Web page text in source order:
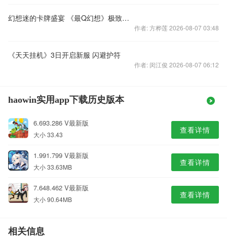
幻想迷的卡牌盛宴 《最Q幻想》极致画面震撼眼球
作者: 方桦莲 2026-08-07 03:48
《天天挂机》3日开启新服 闪避护符
作者: 闵江俊 2026-08-07 06:12
haowin实用app下载历史版本
6.693.286 V最新版
大小 33.43 查看详情
1.991.799 V最新版
大小 33.63MB 查看详情
7.648.462 V最新版
大小 90.64MB 查看详情
相关信息